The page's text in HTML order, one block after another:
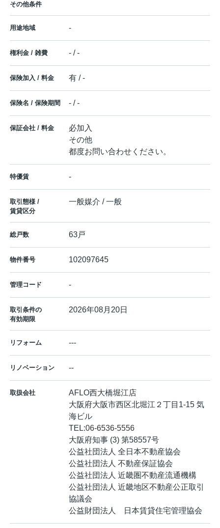
その他条件
用途地域 -
権利金 / 雑費 - / -
保険加入 / 料金 有 / -
保険名 / 保険期間 - / -
保証会社 / 料金
必加入
その他
都度お問い合わせください。
特優賃 -
取引態様 /
賃貸区分
一般媒介 / 一般
総戸数 63戸
物件番号 102097645
管理コード -
取引条件の
有効期限
2026年08月20日
リフォーム ---
リノベーション --
取扱会社
AFLO西大橋堀江店
大阪府大阪市西区北堀江２丁目1-15 気
海ビル
TEL:06-6536-5556
大阪府知事 (3) 第58557号
公益社団法人 全日本不動産協会
公益社団法人 不動産保証協会
公益社団法人 近畿圏不動産流通機構
公益社団法人 近畿地区不動産公正取引
協議会
公益財団法人 日本賃貸住宅管理協会